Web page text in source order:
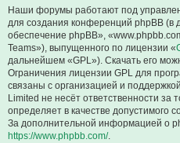
Наши форумы работают под
для создания конференций phpBB
обеспечение phpBB»,
Teams»), выпущенного по лицензии «
дальнейшем «GPL»). Скачать его
Ограничения лицензии GPL для
связаны с организацией и
Limited не несёт ответственности
определяет в качестве допустимого
За дополнительной информацией о
https://www.phpbb.com/.